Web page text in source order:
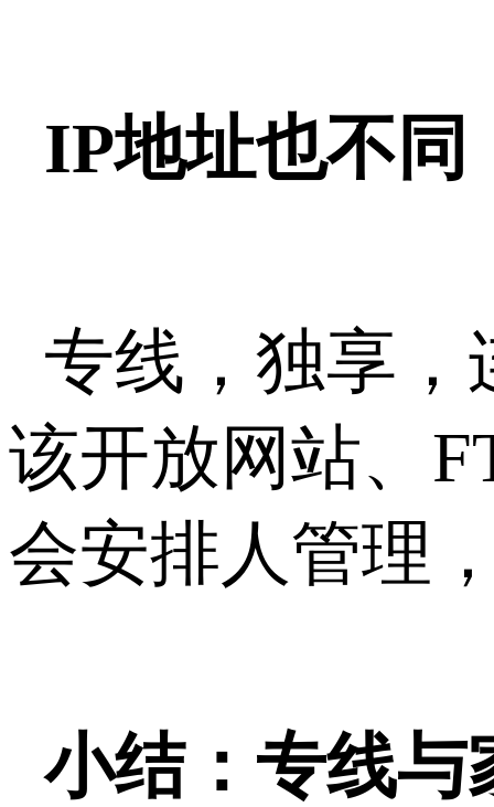
IP地址也不同
专线，独享，
该开放网站、
会安排人管理
小结：专线与